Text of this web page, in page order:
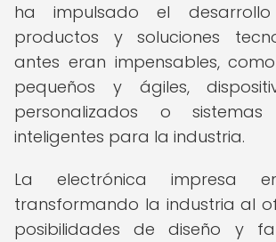
ha impulsado el
productos y soluciones
antes eran impensables,
pequeños y ágiles,
personalizados o
inteligentes para la industria.
La electrónica impresa
transformando la industria al
posibilidades de diseño y